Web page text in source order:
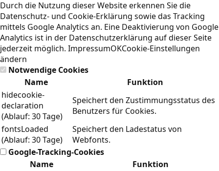
Durch die Nutzung dieser Website erkennen Sie die
Datenschutz- und Cookie-Erklärung sowie das Tracking
mittels Google Analytics an. Eine Deaktivierung von Google
Analytics ist in der Datenschutzerklärung auf dieser Seite
jederzeit möglich. ImpressumOKCookie-Einstellungen
ändern
Notwendige Cookies
Name
Funktion
hidecookie-
declaration
(Ablauf: 30 Tage)
Speichert den Zustimmungsstatus des
Benutzers für Cookies.
fontsLoaded
(Ablauf: 30 Tage)
Speichert den Ladestatus von
Webfonts.
Google-Tracking-Cookies
Name
Funktion